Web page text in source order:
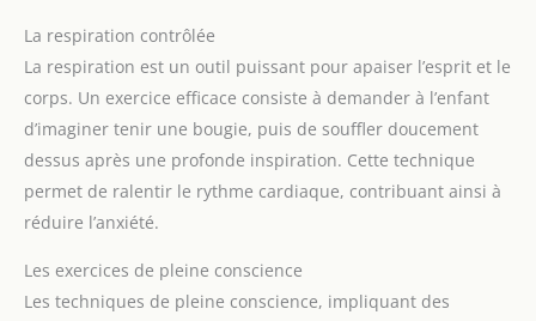
La respiration contrôlée
La respiration est un outil puissant pour apaiser l’esprit et le
corps. Un exercice efficace consiste à demander à l’enfant
d’imaginer tenir une bougie, puis de souffler doucement
dessus après une profonde inspiration. Cette technique
permet de ralentir le rythme cardiaque, contribuant ainsi à
réduire l’anxiété.
Les exercices de pleine conscience
Les techniques de pleine conscience, impliquant des